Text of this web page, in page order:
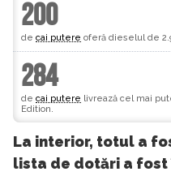
200
de cai putere oferă dieselul de
284
de cai putere livrează cel mai
Edition.
La interior, totul a
lista de dotări a